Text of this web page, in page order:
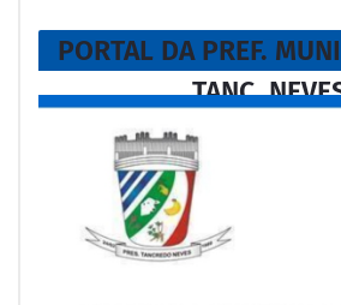
PORTAL DA PREF.
TANC.